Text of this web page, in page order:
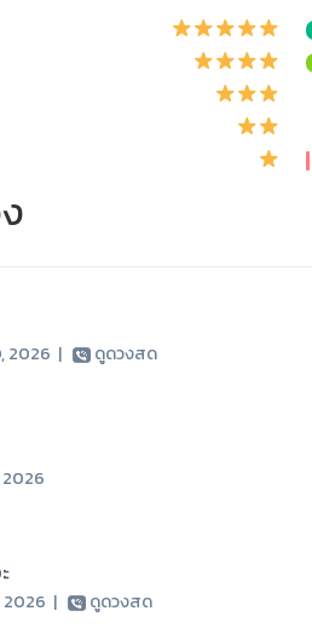
2026 | ดูดวงสด
2026
2026 | ดูดวงสด